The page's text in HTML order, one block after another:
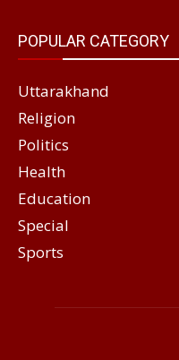
POPULAR CATEGORY
Uttarakhand
Religion
Politics
Health
Education
Special
Sports